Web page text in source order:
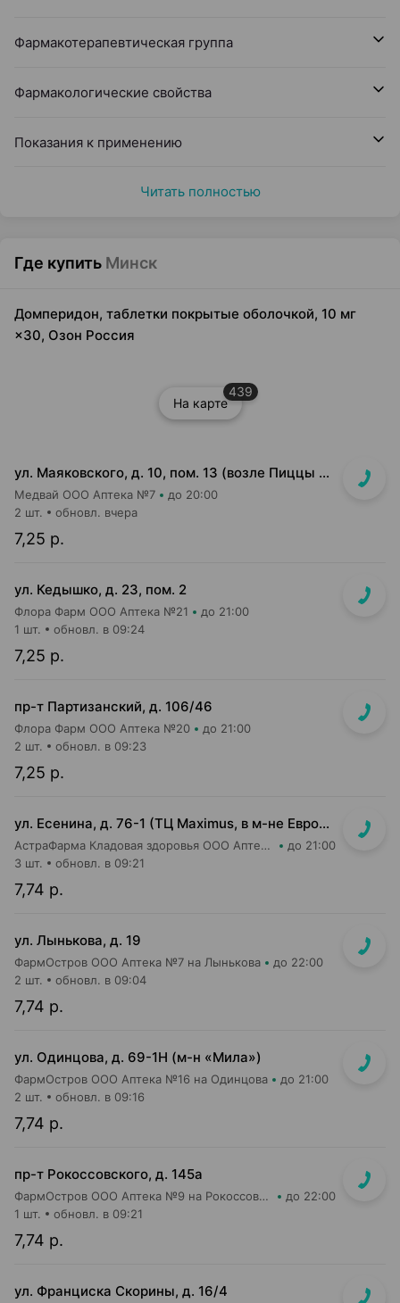
Фармакотерапевтическая группа
Фармакологические свойства
Показания к применению
Читать полностью
Где купить Минск
Домперидон, таблетки покрытые оболочкой, 10 мг
×30, Озон Россия
На карте
439
ул. Маяковского, д. 10, пом. 13 (возле Пиццы Мании)
Медвай ООО Аптека №7 до 20:00
7,25 р.
2 шт. обновл. вчера
ул. Кедышко, д. 23, пом. 2
Флора Фарм ООО Аптека №21 до 21:00
7,25 р.
1 шт. обновл. в 09:24
пр-т Партизанский, д. 106/46
Флора Фарм ООО Аптека №20 до 21:00
7,25 р.
2 шт. обновл. в 09:23
ул. Есенина, д. 76-1 (ТЦ Maximus, в м-не Евроопт Super)
АстраФарма Кладовая здоровья ООО Аптека №9 до 21:00
7,74 р.
3 шт. обновл. в 09:21
ул. Лынькова, д. 19
ФармОстров ООО Аптека №7 на Лынькова до 22:00
7,74 р.
2 шт. обновл. в 09:04
ул. Одинцова, д. 69-1Н (м-н «Мила»)
ФармОстров ООО Аптека №16 на Одинцова до 21:00
7,74 р.
2 шт. обновл. в 09:16
пр-т Рокоссовского, д. 145а
ФармОстров ООО Аптека №9 на Рокоссовского до 22:00
7,74 р.
1 шт. обновл. в 09:21
ул. Франциска Скорины, д. 16/4